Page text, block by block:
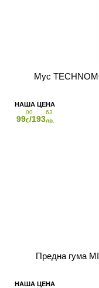
Мус
99
00
€/193
63
лв.
Предна гума